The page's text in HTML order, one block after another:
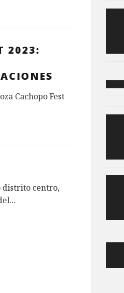
2023:
Cachopo Fest
distrito centro,
...